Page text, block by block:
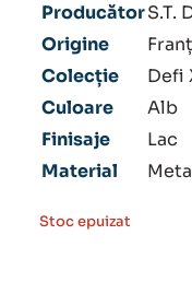
ProducătorS.T.
Origine
Colecție
Defi
Culoare
Alb
Finisaje
Lac
Material
Stoc epuizat